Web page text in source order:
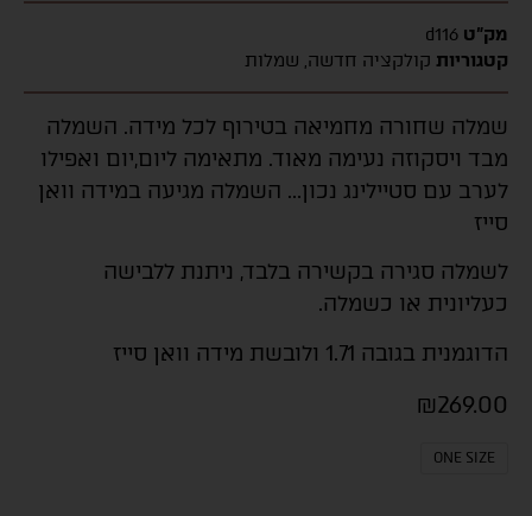
מק"ט d116
קטגוריות קולקציה חדשה, שמלות
שמלה שחורה מחמיאה בטירוף לכל מידה. השמלה
מבד ויסקוזה נעימה מאוד. מתאימה ליום,יום ואפילו
לערב עם סטיילינג נכון… השמלה מגיעה במידה וואן
סייז
לשמלה סגירה בקשירה בלבד, ניתנת ללבישה
כעליונית או כשמלה.
הדוגמנית בגובה 1.71 ולובשת מידה וואן סייז
₪269.00
ONE SIZE